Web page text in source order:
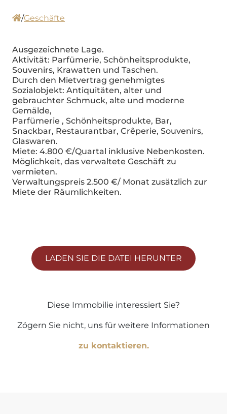
/Geschäfte
Ausgezeichnete Lage.
Aktivität: Parfümerie, Schönheitsprodukte,
Souvenirs, Krawatten und Taschen.
Durch den Mietvertrag genehmigtes
Sozialobjekt: Antiquitäten, alter und
gebrauchter Schmuck, alte und moderne
Gemälde,
Parfümerie , Schönheitsprodukte, Bar,
Snackbar, Restaurantbar, Crêperie, Souvenirs,
Glaswaren.
Miete: 4.800 €/Quartal inklusive Nebenkosten.
Möglichkeit, das verwaltete Geschäft zu
vermieten.
Verwaltungspreis 2.500 €/ Monat zusätzlich zur
Miete der Räumlichkeiten.
LADEN SIE DIE DATEI HERUNTER
Diese Immobilie interessiert Sie?
Zögern Sie nicht, uns für weitere Informationen
zu kontaktieren.